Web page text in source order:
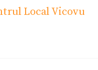
Local Vicovu